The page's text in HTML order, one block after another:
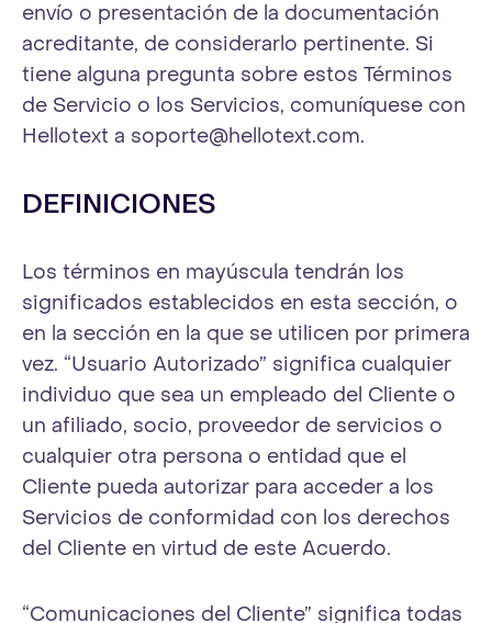
envío o presentación de la documentación
acreditante, de considerarlo pertinente. Si
tiene alguna pregunta sobre estos Términos
de Servicio o los Servicios, comuníquese con
Hellotext a soporte@hellotext.com.
DEFINICIONES
Los términos en mayúscula tendrán los
significados establecidos en esta sección, o
en la sección en la que se utilicen por primera
vez. “Usuario Autorizado” significa cualquier
individuo que sea un empleado del Cliente o
un afiliado, socio, proveedor de servicios o
cualquier otra persona o entidad que el
Cliente pueda autorizar para acceder a los
Servicios de conformidad con los derechos
del Cliente en virtud de este Acuerdo.
“Comunicaciones del Cliente” significa todas